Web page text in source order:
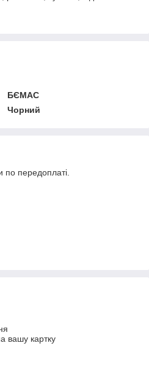
БЄМАС
Чорний
по передоплаті.
вашу картку